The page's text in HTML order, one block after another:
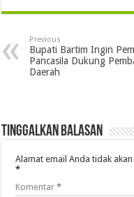
Previous
Bupati Bartim Ingin
Pancasila Dukung
Daerah
Tinggalkan Balasan
Alamat email Anda tidak
*
Komentar*